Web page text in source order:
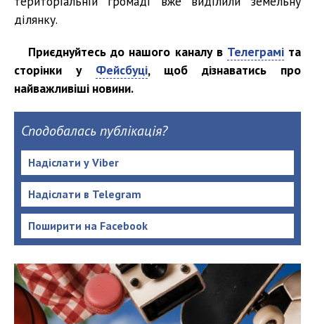
ділянку.
Приєднуйтесь до нашого каналу в Телеграміта
сторінки у Фейсбуці, щоб дізнаватись про
найважливіші новини.
Сподобалась публікація?
Надіслати у Viber
Надіслати в Telegram
Поширити на Facebook